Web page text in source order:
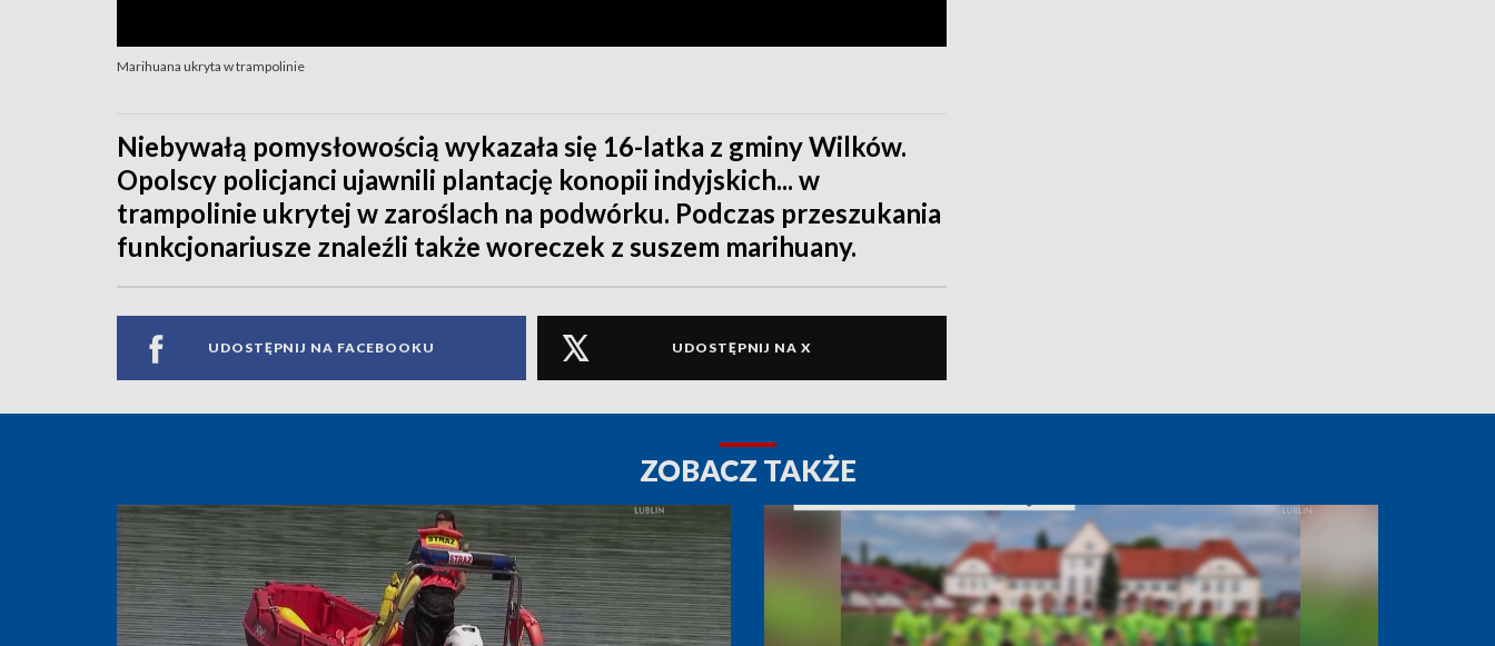
Marihuana ukryta w trampolinie
Niebywałą pomysłowością wykazała się 16-latka z gminy Wilków.
Opolscy policjanci ujawnili plantację konopii indyjskich... w
trampolinie ukrytej w zaroślach na podwórku. Podczas przeszukania
funkcjonariusze znaleźli także woreczek z suszem marihuany.
UDOSTĘPNIJ NA FACEBOOKU UDOSTĘPNIJ NA X
ZOBACZ TAKŻE